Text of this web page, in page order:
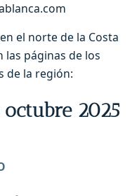
el norte de la Costa
las páginas de los
de la región:
octubre 2025